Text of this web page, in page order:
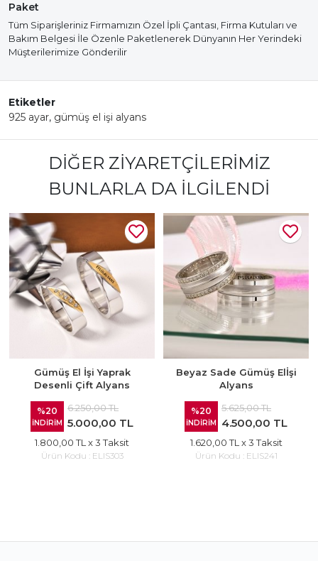
Paket
Tüm Siparişleriniz Firmamızın Özel İpli Çantası, Firma Kutuları ve
Bakım Belgesi İle Özenle Paketlenerek Dünyanın Her Yerindeki
Müşterilerimize Gönderilir
Etiketler
925 ayar, gümüş el işi alyans
DIĞER ZIYARETÇILERIMIZ
BUNLARLA DA İLGILENDI
Gümüş El İşi Yaprak
Desenli Çift Alyans
%20
İNDİRİM
6.250,00 TL
5.000,00 TL
1.800,00 TL x 3 Taksit
Ürün Kodu : ELIS303
Beyaz Sade Gümüş Elİşi
Alyans
%20
İNDİRİM
5.625,00 TL
4.500,00 TL
1.620,00 TL x 3 Taksit
Ürün Kodu : ELIS241